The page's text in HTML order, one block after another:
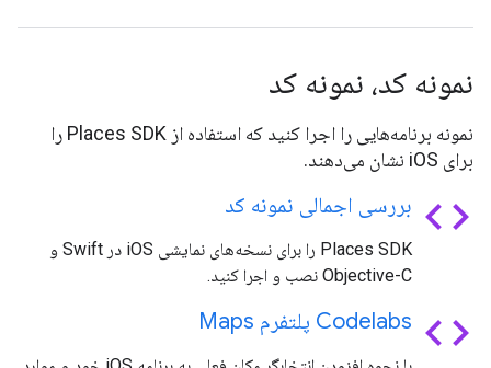
نمونه کد، نمونه کد
نمونه برنامه‌هایی را اجرا کنید که استفاده از Places SDK را
برای iOS نشان می‌دهند.
code بررسی اجمالی نمونه کد
Places SDK را برای نسخه‌های نمایشی iOS در Swift و
Objective-C نصب و اجرا کنید.
code Codelabs پلتفرم Maps